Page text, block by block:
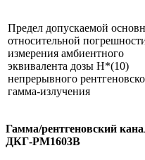
Предел допускаемой
относительной
измерения амбиентного
эквивалента дозы H*(10)
непрерывного
гамма-излучения
Гамма/рентгеновский
ДКГ-РМ1603В